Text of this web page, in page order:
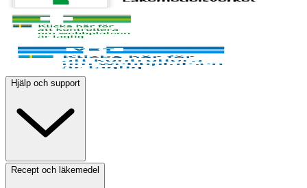
Hjälp och support
Recept och läkemedel